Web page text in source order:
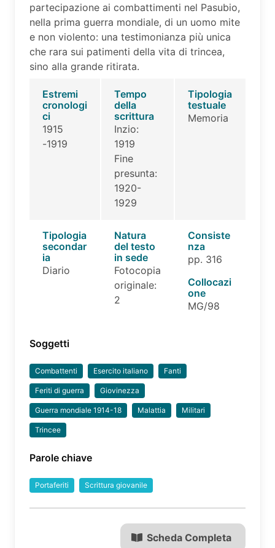
partecipazione ai combattimenti nel Pasubio,
nella prima guerra mondiale, di un uomo mite
e non violento: una testimonianza più unica
che rara sui patimenti della vita di trincea,
sino alla grande ritirata.
Estremi
cronologi
ci
1915
-1919
Tempo
della
scrittura
Inzio:
1919
Fine
presunta:
1920-
1929
Tipologia
testuale
Memoria
Tipologia
secondar
ia
Diario
Natura
del testo
in sede
Fotocopia
originale:
2
Consiste
nza
pp. 316
Collocazi
one
MG/98
Soggetti
Combattenti Esercito italiano Fanti
Feriti di guerra Giovinezza
Guerra mondiale 1914-18 Malattia Militari
Trincee
Parole chiave
Portaferiti Scrittura giovanile
Scheda Completa